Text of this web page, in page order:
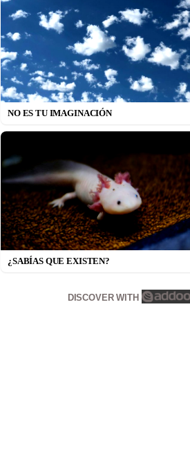
NO ES TU IMAGINACIÓN
¿SABÍAS QUE EXISTEN?
DISCOVER WITH